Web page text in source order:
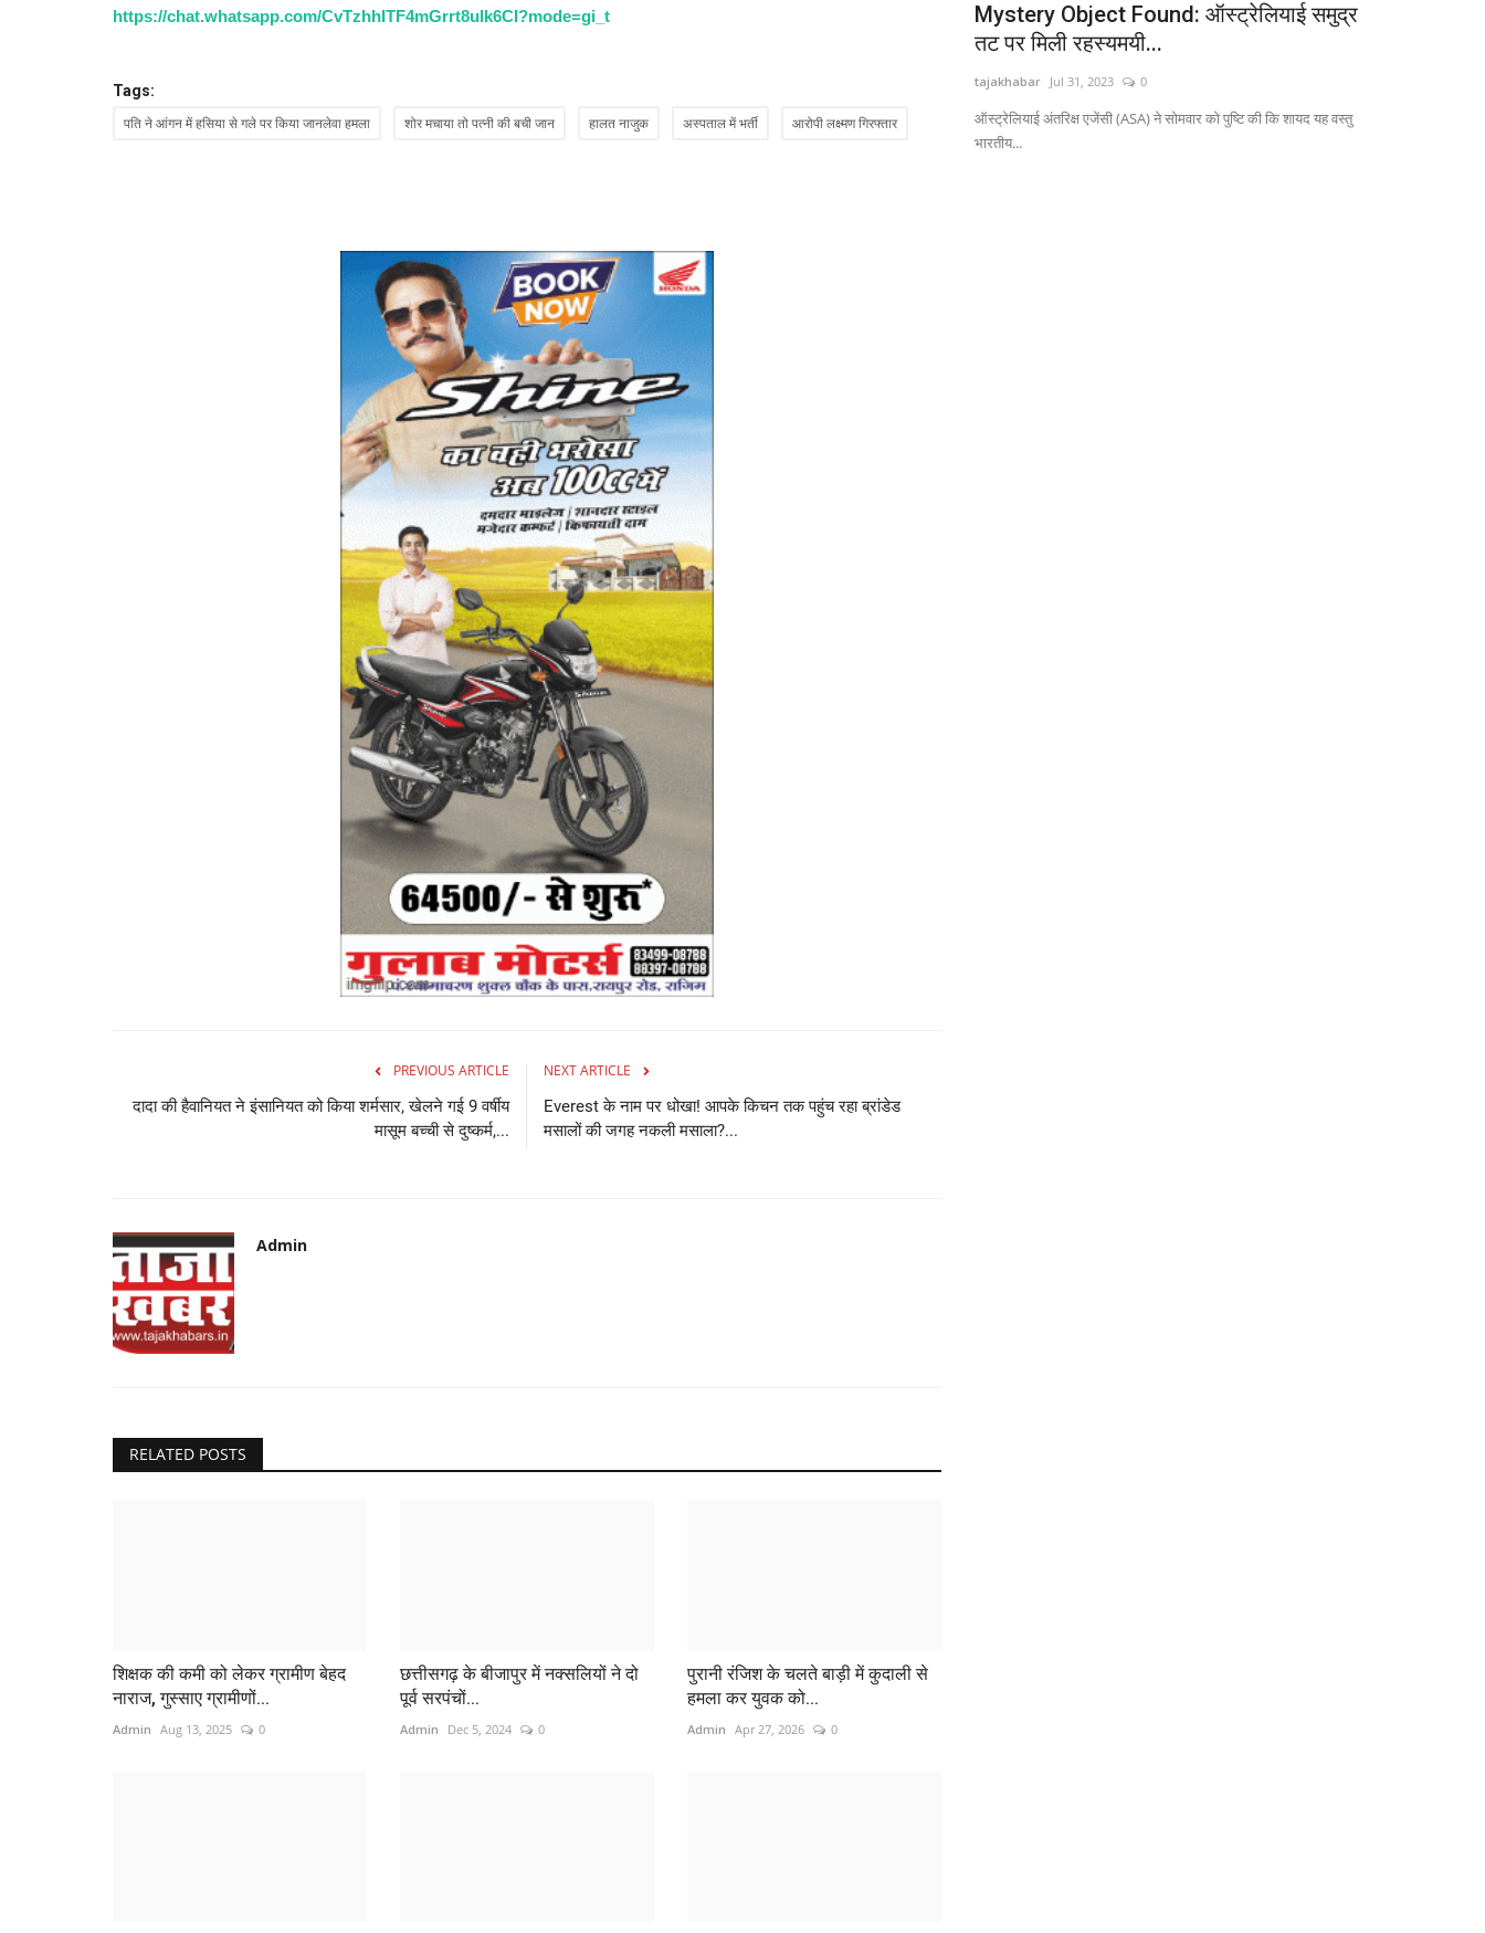
https://chat.whatsapp.com/CvTzhhITF4mGrrt8ulk6CI?mode=gi_t
Tags:
पति ने आंगन में हसिया से गले पर किया जानलेवा हमला शोर मचाया तो पत्नी की बची जान हालत नाजुक अस्पताल में भर्ती आरोपी लक्ष्मण गिरफ्तार
PREVIOUS ARTICLE
दादा की हैवानियत ने इंसानियत को किया शर्मसार, खेलने गई 9 वर्षीय
मासूम बच्ची से दुष्कर्म,...
NEXT ARTICLE
Everest के नाम पर धोखा! आपके किचन तक पहुंच रहा ब्रांडेड
मसालों की जगह नकली मसाला?...
Admin
RELATED POSTS
शिक्षक की कमी को लेकर ग्रामीण बेहद
नाराज, गुस्साए ग्रामीणों...
Admin Aug 13, 2025 0
छत्तीसगढ़ के बीजापुर में नक्सलियों ने दो
पूर्व सरपंचों...
Admin Dec 5, 2024 0
पुरानी रंजिश के चलते बाड़ी में कुदाली से
हमला कर युवक को...
Admin Apr 27, 2026 0
Mystery Object Found: ऑस्ट्रेलियाई समुद्र
तट पर मिली रहस्यमयी...
tajakhabar Jul 31, 2023 0
ऑस्ट्रेलियाई अंतरिक्ष एजेंसी (ASA) ने सोमवार को पुष्टि की कि शायद यह वस्तु
भारतीय...